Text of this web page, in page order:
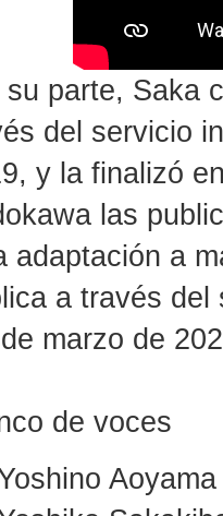
su parte, Saka
del servicio
y la finalizó
las
adaptación a
a través del
marzo de
de voces